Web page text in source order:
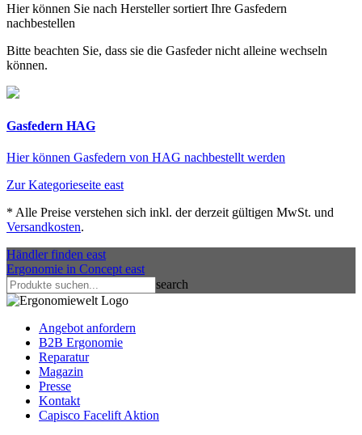
Hier können Sie nach Hersteller sortiert Ihre Gasfedern
nachbestellen
Bitte beachten Sie, dass sie die Gasfeder nicht alleine wechseln
können.
Gasfedern HAG
Hier können Gasfedern von HAG nachbestellt werden
Zur Kategorieseite east
* Alle Preise verstehen sich inkl. der derzeit gültigen MwSt. und
Versandkosten.
Händler finden east
Ergonomie in Concept east
search
Angebot anfordern
B2B Ergonomie
Reparatur
Magazin
Presse
Kontakt
Capisco Facelift Aktion